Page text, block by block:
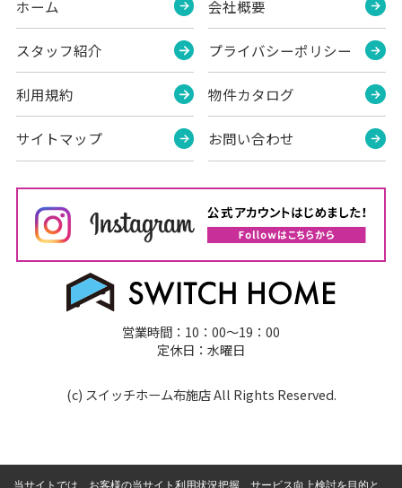
ホーム
スタッフ紹介
利用規約
サイトマップ
会社概要
プライバシーポリシー
物件カタログ
お問い合わせ
営業時間：10：00～19：00
定休日：水曜日
(c) スイッチホーム布施店 All Rights Reserved.
当サイトでは、お客様の当サイト利用状況把握、サービス向上検討を目的と